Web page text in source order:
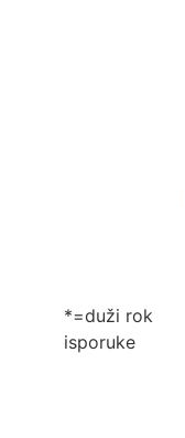
*=duži rok
isporuke